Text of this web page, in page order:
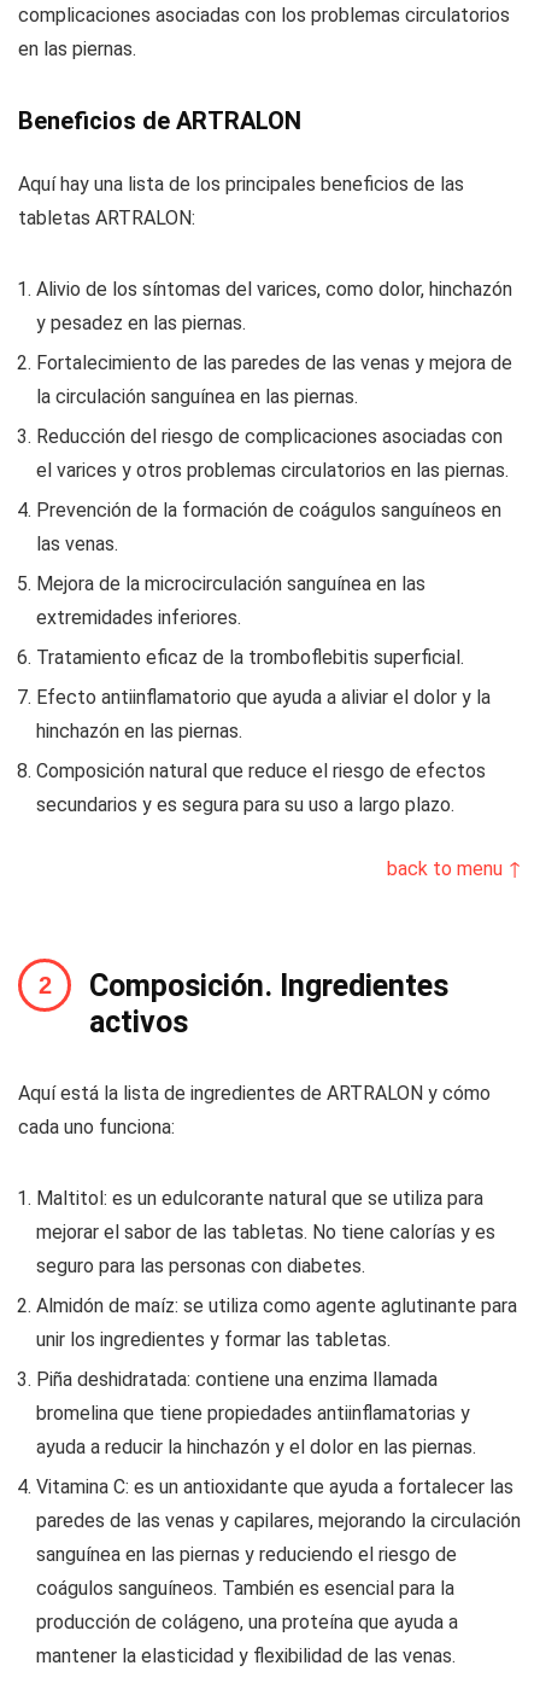
complicaciones asociadas con los problemas circulatorios
en las piernas.
Beneficios de ARTRALON
Aquí hay una lista de los principales beneficios de las
tabletas ARTRALON:
Alivio de los síntomas del varices, como dolor, hinchazón
y pesadez en las piernas.
Fortalecimiento de las paredes de las venas y mejora de
la circulación sanguínea en las piernas.
Reducción del riesgo de complicaciones asociadas con
el varices y otros problemas circulatorios en las piernas.
Prevención de la formación de coágulos sanguíneos en
las venas.
Mejora de la microcirculación sanguínea en las
extremidades inferiores.
Tratamiento eficaz de la tromboflebitis superficial.
Efecto antiinflamatorio que ayuda a aliviar el dolor y la
hinchazón en las piernas.
Composición natural que reduce el riesgo de efectos
secundarios y es segura para su uso a largo plazo.
back to menu ↑
Composición. Ingredientes
activos
Aquí está la lista de ingredientes de ARTRALON y cómo
cada uno funciona:
Maltitol: es un edulcorante natural que se utiliza para
mejorar el sabor de las tabletas. No tiene calorías y es
seguro para las personas con diabetes.
Almidón de maíz: se utiliza como agente aglutinante para
unir los ingredientes y formar las tabletas.
Piña deshidratada: contiene una enzima llamada
bromelina que tiene propiedades antiinflamatorias y
ayuda a reducir la hinchazón y el dolor en las piernas.
Vitamina C: es un antioxidante que ayuda a fortalecer las
paredes de las venas y capilares, mejorando la circulación
sanguínea en las piernas y reduciendo el riesgo de
coágulos sanguíneos. También es esencial para la
producción de colágeno, una proteína que ayuda a
mantener la elasticidad y flexibilidad de las venas.